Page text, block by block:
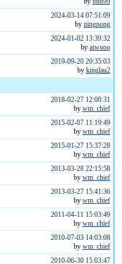
2024-03-14 07:51:09
by pingpong
2024-01-02 13:39:32
by aiwuoo
2019-09-20 20:35:03
by kinglau2
2018-02-27 12:00:31
by wm_chief
2015-02-07 11:19:49
by wm_chief
2015-01-27 15:37:28
by wm_chief
2013-03-28 22:15:58
by wm_chief
2013-03-27 15:41:36
by wm_chief
2011-04-11 15:03:49
by wm_chief
2010-07-03 14:03:08
by wm_chief
2010-06-30 15:03:47